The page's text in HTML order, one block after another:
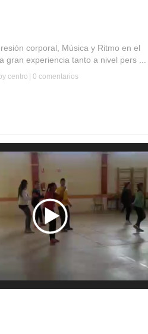
corporal, Música y Ritmo en el
gran experiencia tanto a nivel pers ...
by centro 0 comentarios